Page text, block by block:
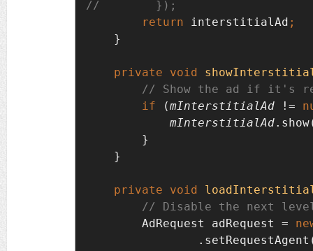
return interstitialAd
}
private void
if (mInterstitialAd !=
mInterstitialAd
}
    }
private void
AdRequest adRequest =